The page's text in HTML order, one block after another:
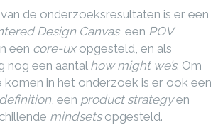
van de onderzoeksresultaten is er een
Design Canvas, een POV
een core-uxopgesteld, en als
nog een aantal how might we’s. Om
komen in het onderzoek is er ook een
, een product strategyen
mindsets opgesteld.